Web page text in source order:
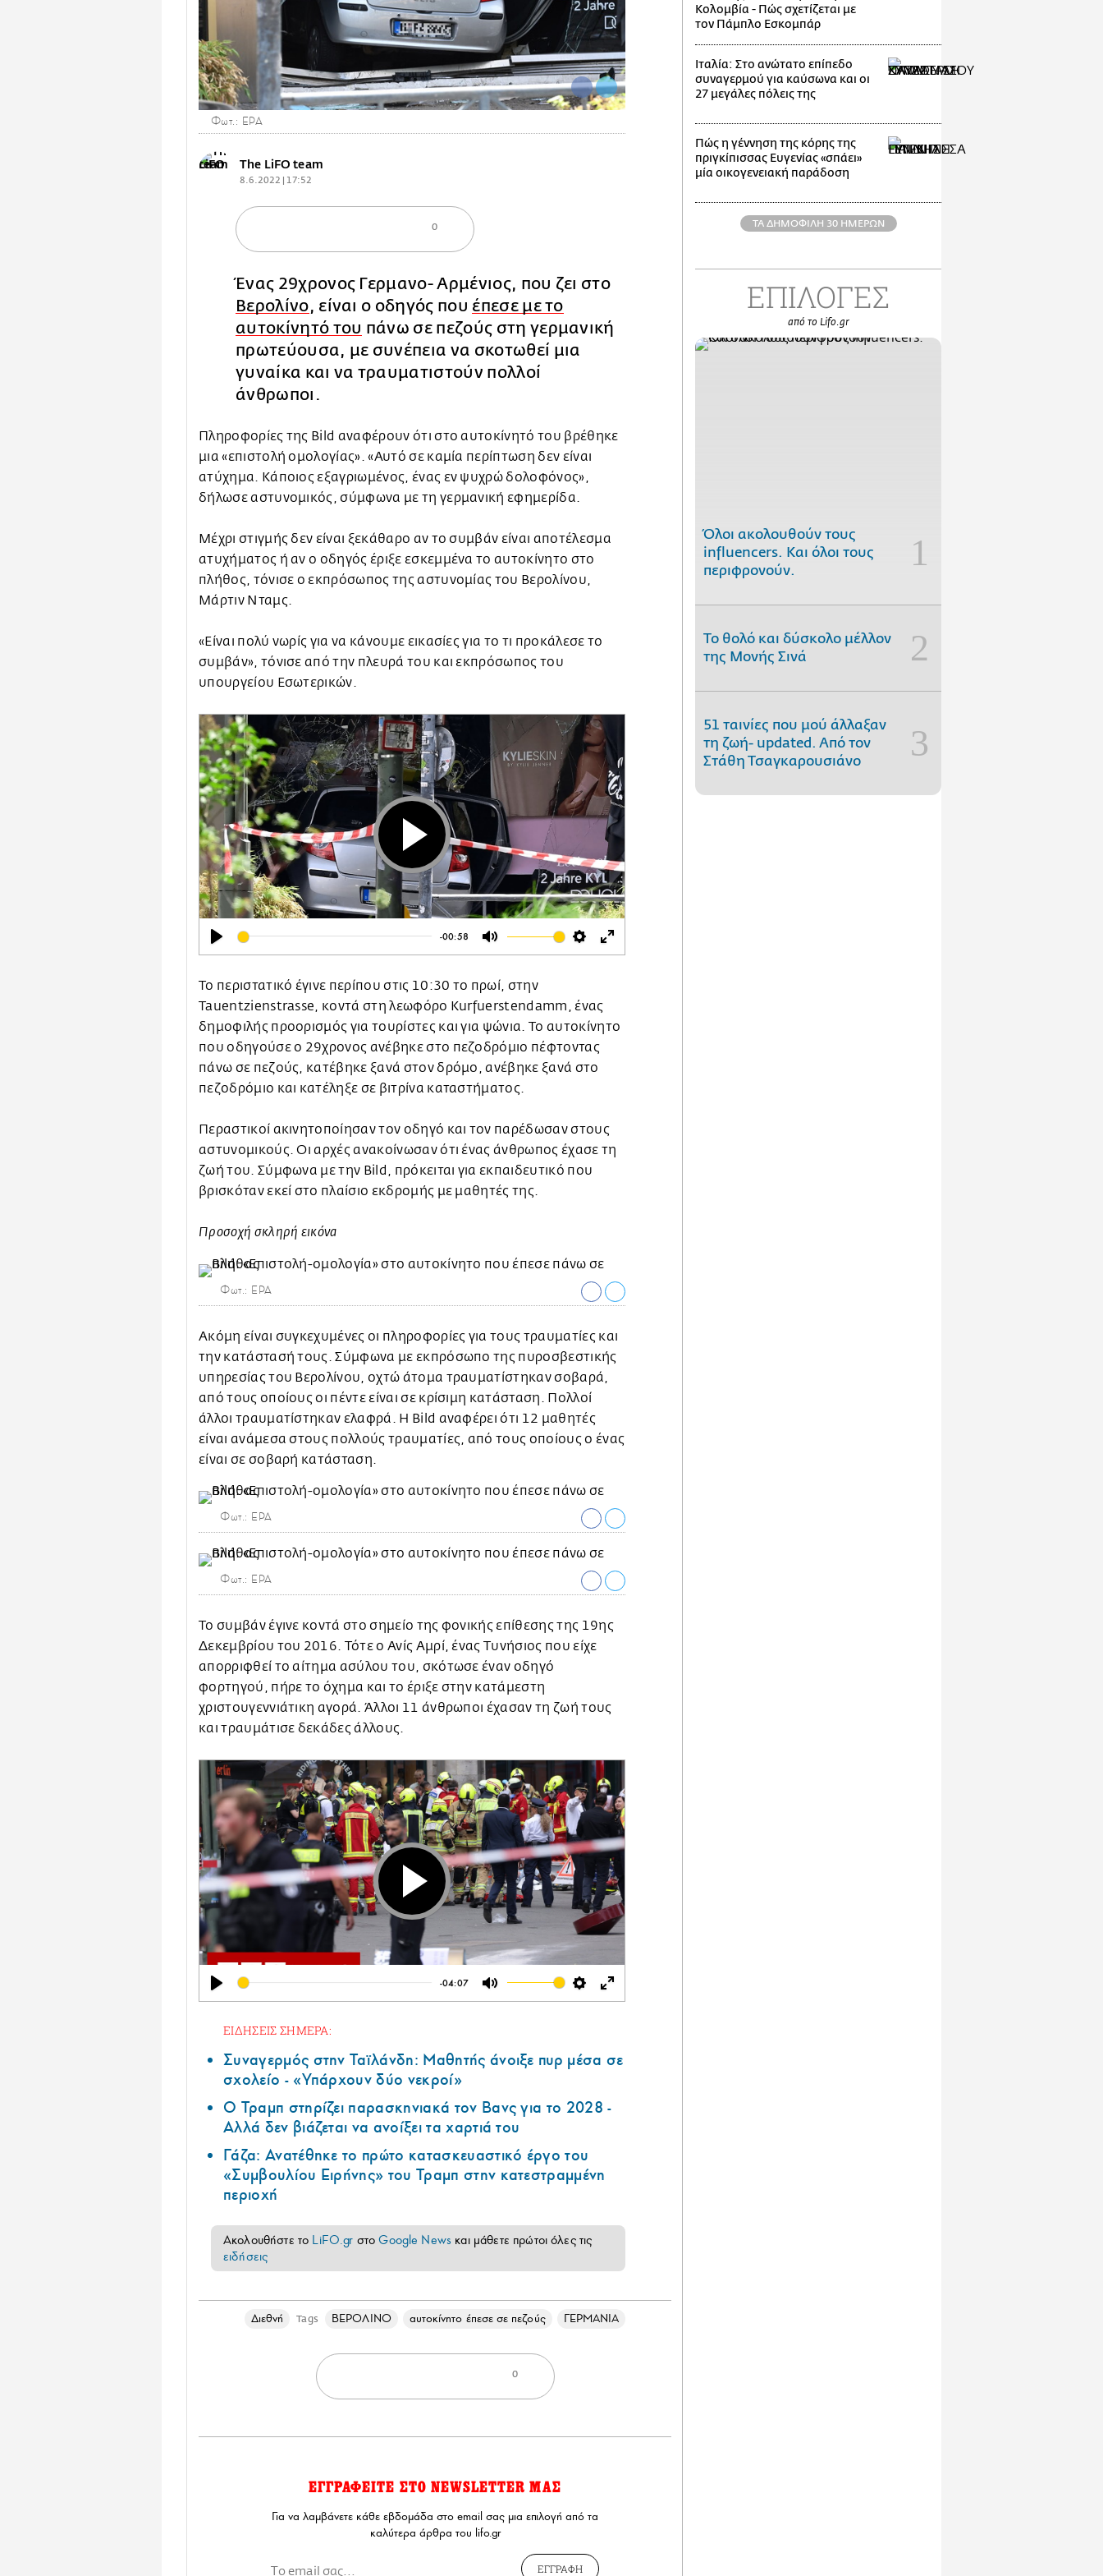
Φωτ.: EPA
The LiFO team
8.6.2022 | 17:52
0
Ένας 29χρονος Γερμανο- Αρμένιος, που ζει στο
Βερολίνο, είναι ο οδηγός που έπεσε με το
αυτοκίνητό του πάνω σε πεζούς στη γερμανική
πρωτεύουσα, με συνέπεια να σκοτωθεί μια
γυναίκα και να τραυματιστούν πολλοί
άνθρωποι.
Πληροφορίες της Bild αναφέρουν ότι στο αυτοκίνητό του βρέθηκε
μια «επιστολή ομολογίας». «Αυτό σε καμία περίπτωση δεν είναι
ατύχημα. Κάποιος εξαγριωμένος, ένας εν ψυχρώ δολοφόνος»,
δήλωσε αστυνομικός, σύμφωνα με τη γερμανική εφημερίδα.
Μέχρι στιγμής δεν είναι ξεκάθαρο αν το συμβάν είναι αποτέλεσμα
ατυχήματος ή αν ο οδηγός έριξε εσκεμμένα το αυτοκίνητο στο
πλήθος, τόνισε ο εκπρόσωπος της αστυνομίας του Βερολίνου,
Μάρτιν Νταμς.
«Είναι πολύ νωρίς για να κάνουμε εικασίες για το τι προκάλεσε το
συμβάν», τόνισε από την πλευρά του και εκπρόσωπος του
υπουργείου Εσωτερικών.
Play
-00:58
Mute Settings
Enter
Play
Το περιστατικό έγινε περίπου στις 10:30 το πρωί, στην
Tauentzienstrasse, κοντά στη λεωφόρο Kurfuerstendamm, ένας
δημοφιλής προορισμός για τουρίστες και για ψώνια. Το αυτοκίνητο
που οδηγούσε ο 29χρονος ανέβηκε στο πεζοδρόμιο πέφτοντας
πάνω σε πεζούς, κατέβηκε ξανά στον δρόμο, ανέβηκε ξανά στο
πεζοδρόμιο και κατέληξε σε βιτρίνα καταστήματος.
Περαστικοί ακινητοποίησαν τον οδηγό και τον παρέδωσαν στους
αστυνομικούς. Οι αρχές ανακοίνωσαν ότι ένας άνθρωπος έχασε τη
ζωή του. Σύμφωνα με την Bild, πρόκειται για εκπαιδευτικό που
βρισκόταν εκεί στο πλαίσιο εκδρομής με μαθητές της.
Προσοχή σκληρή εικόνα
Φωτ.: EPA
Ακόμη είναι συγκεχυμένες οι πληροφορίες για τους τραυματίες και
την κατάστασή τους. Σύμφωνα με εκπρόσωπο της πυροσβεστικής
υπηρεσίας του Βερολίνου, οχτώ άτομα τραυματίστηκαν σοβαρά,
από τους οποίους οι πέντε είναι σε κρίσιμη κατάσταση. Πολλοί
άλλοι τραυματίστηκαν ελαφρά. Η Bild αναφέρει ότι 12 μαθητές
είναι ανάμεσα στους πολλούς τραυματίες, από τους οποίους ο ένας
είναι σε σοβαρή κατάσταση.
Φωτ.: EPA
Φωτ.: EPA
Το συμβάν έγινε κοντά στο σημείο της φονικής επίθεσης της 19ης
Δεκεμβρίου του 2016. Τότε ο Ανίς Αμρί, ένας Τυνήσιος που είχε
απορριφθεί το αίτημα ασύλου του, σκότωσε έναν οδηγό
φορτηγού, πήρε το όχημα και το έριξε στην κατάμεστη
χριστουγεννιάτικη αγορά. Άλλοι 11 άνθρωποι έχασαν τη ζωή τους
και τραυμάτισε δεκάδες άλλους.
Play
-04:07
Mute Settings
Enter
Play
ΕΙΔΗΣΕΙΣ ΣΗΜΕΡΑ:
Συναγερμός στην Ταϊλάνδη: Μαθητής άνοιξε πυρ μέσα σε
σχολείο - «Υπάρχουν δύο νεκροί»
Ο Τραμπ στηρίζει παρασκηνιακά τον Βανς για το 2028 -
Αλλά δεν βιάζεται να ανοίξει τα χαρτιά του
Γάζα: Ανατέθηκε το πρώτο κατασκευαστικό έργο του
«Συμβουλίου Ειρήνης» του Τραμπ στην κατεστραμμένη
περιοχή
Ακολουθήστε το LiFO.gr στοGoogle News και μάθετε πρώτοι όλες τις
ειδήσεις
Διεθνή Tags ΒΕΡΟΛΙΝΟ αυτοκίνητο έπεσε σε πεζούς ΓΕΡΜΑΝΙΑ
0
ΕΓΓΡΑΦΕΙΤΕ ΣΤΟ NEWSLETTER ΜΑΣ
Για να λαμβάνετε κάθε εβδομάδα στο email σας μια επιλογή από τα
καλύτερα άρθρα του lifo.gr
ΕΓΓΡΑΦΗ
Κολομβία - Πώς σχετίζεται με
τον Πάμπλο Εσκομπάρ
Ιταλία: Στο ανώτατο επίπεδο
συναγερμού για καύσωνα και οι
27 μεγάλες πόλεις της
Πώς η γέννηση της κόρης της
πριγκίπισσας Ευγενίας «σπάει»
μία οικογενειακή παράδοση
ΤΑ ΔΗΜΟΦΙΛΗ 30 ΗΜΕΡΩΝ
ΕΠΙΛΟΓΕΣ
από το Lifo.gr
Όλοι ακολουθούν τους
influencers. Και όλοι τους
περιφρονούν.
Το θολό και δύσκολο μέλλον
της Μονής Σινά
51 ταινίες που μού άλλαξαν
τη ζωή- updated. Aπό τον
Στάθη Τσαγκαρουσιάνο